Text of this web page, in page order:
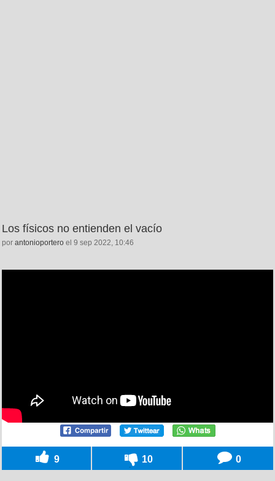
Los físicos no entienden el vacío
por antonioportero el 9 sep 2022, 10:46
9 10 0